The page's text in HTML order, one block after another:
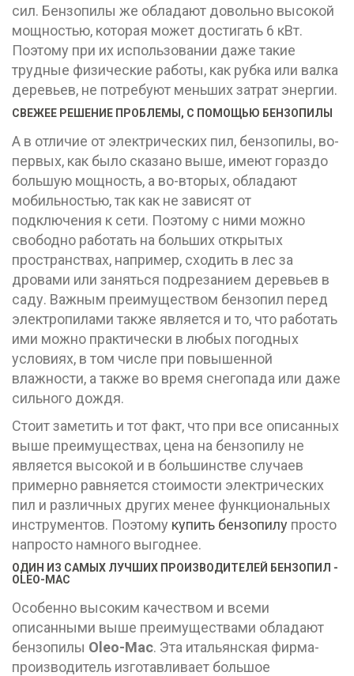
сил. Бензопилы же обладают довольно высокой
мощностью, которая может достигать 6 кВт.
Поэтому при их использовании даже такие
трудные физические работы, как рубка или валка
деревьев, не потребуют меньших затрат энергии.
СВЕЖЕЕ РЕШЕНИЕ ПРОБЛЕМЫ, С ПОМОЩЬЮ БЕНЗОПИЛЫ
А в отличие от электрических пил, бензопилы, во-
первых, как было сказано выше, имеют гораздо
большую мощность, а во-вторых, обладают
мобильностью, так как не зависят от
подключения к сети. Поэтому с ними можно
свободно работать на больших открытых
пространствах, например, сходить в лес за
дровами или заняться подрезанием деревьев в
саду. Важным преимуществом бензопил перед
электропилами также является и то, что работать
ими можно практически в любых погодных
условиях, в том числе при повышенной
влажности, а также во время снегопада или даже
сильного дождя.
Стоит заметить и тот факт, что при все описанных
выше преимуществах, цена на бензопилу не
является высокой и в большинстве случаев
примерно равняется стоимости электрических
пил и различных других менее функциональных
инструментов. Поэтому купить бензопилу просто
напросто намного выгоднее.
ОДИН ИЗ САМЫХ ЛУЧШИХ ПРОИЗВОДИТЕЛЕЙ БЕНЗОПИЛ -
OLEO-MAC
Особенно высоким качеством и всеми
описанными выше преимуществами обладают
бензопилы Oleo-Mac. Эта итальянская фирма-
производитель изготавливает большое